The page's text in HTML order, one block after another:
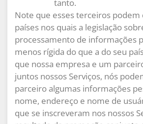
tanto.
Note que esses terceiros
países nos quais a legislação
processamento de informações
menos rígida do que a do seu
que nossa empresa e um
juntos nossos Serviços, nós
parceiro algumas informações
nome, endereço e nome de
que se inscreveram nos nossos